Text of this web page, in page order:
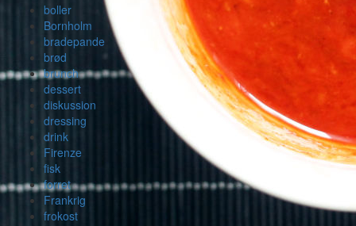
boller
Bornholm
bradepande
brød
brunch
dessert
diskussion
dressing
drink
Firenze
fisk
forret
Frankrig
frokost